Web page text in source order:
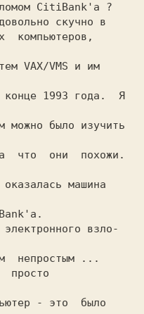
CitiBank'а ?
скучно в
компьютеров,
VAX/VMS и им
конце 1993 года.  Я
можно было изучить
что  они  похожи.
машина
взло-
непростым ...
просто
- это  было